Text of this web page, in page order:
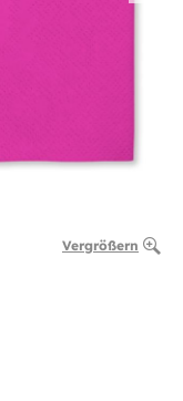
Vergrößern